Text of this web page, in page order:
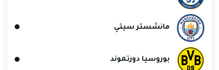
مانشستر سيتي
بوروسيا دورتموند